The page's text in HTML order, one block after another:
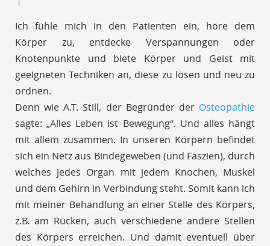
Ich fühle mich in den Patienten ein, höre dem
Körper zu, entdecke Verspannungen oder
Knotenpunkte und biete Körper und Geist mit
geeigneten Techniken an, diese zu lösen und neu zu
ordnen.
Denn wie A.T. Still, der Begründer der Osteopathie
sagte: „Alles Leben ist Bewegung“. Und alles hängt
mit allem zusammen. In unseren Körpern befindet
sich ein Netz aus Bindegeweben (und Faszien), durch
welches jedes Organ mit jedem Knochen, Muskel
und dem Gehirn in Verbindung steht. Somit kann ich
mit meiner Behandlung an einer Stelle des Körpers,
z.B. am Rücken, auch verschiedene andere Stellen
des Körpers erreichen. Und damit eventuell über